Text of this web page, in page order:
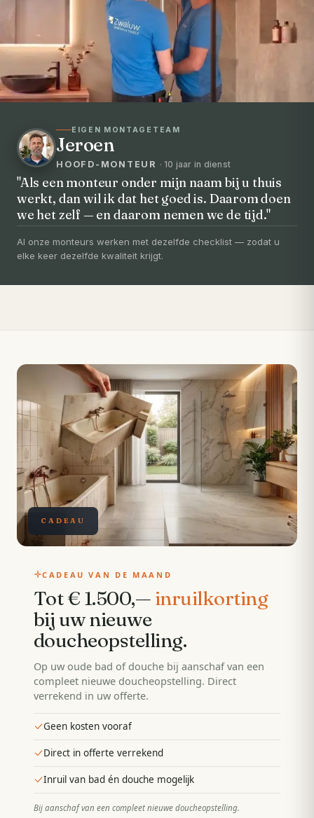
EIGEN MONTAGETEAM
Jeroen
HOOFD-MONTEUR · 10 jaar in dienst
"Als een monteur onder mijn naam bij u thuis
werkt, dan wil ik dat het goed is. Daarom doen
we het zelf — en daarom nemen we de tijd."
Al onze monteurs werken met dezelfde checklist — zodat u
elke keer dezelfde kwaliteit krijgt.
VOORHEEN → NA
Uw badkamer, volledig vernieuwd in
3-5 dagen
levertijd van slechts 4 weken.
CADEAU
CADEAU VAN DE MAAND
Tot € 1.500,— inruilkorting
bij uw nieuwe
doucheopstelling.
Op uw oude bad of douche bij aanschaf van een
compleet nieuwe doucheopstelling. Direct
verrekend in uw offerte.
Geen kosten vooraf
Direct in offerte verrekend
Inruil van bad én douche mogelijk
Bij aanschaf van een compleet nieuwe doucheopstelling.